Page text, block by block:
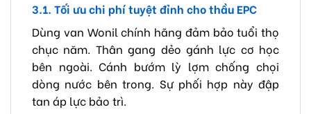
3.1. Tối ưu chi phí tuyệt đỉnh cho thầu EPC
Dùng van Wonil chính hãng đảm bảo tuổi thọ
chục năm. Thân gang dẻo gánh lực cơ học
bên ngoài. Cánh bướm lỳ lợm chống chọi
dòng nước bên trong. Sự phối hợp này đập
tan áp lực bảo trì.